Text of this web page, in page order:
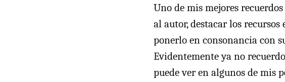
Uno de mis mejores
al autor, destacar los
ponerlo en consonancia con
Evidentemente ya no
puede ver en algunos de mis